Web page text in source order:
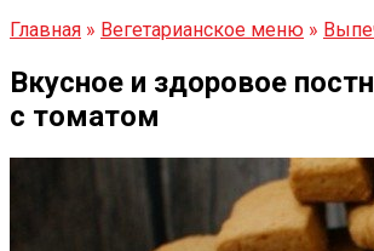
Главная » Вегетарианское меню »
Вкусное и здоровое
с томатом